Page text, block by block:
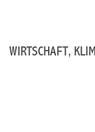
WIRTSCHAFT,